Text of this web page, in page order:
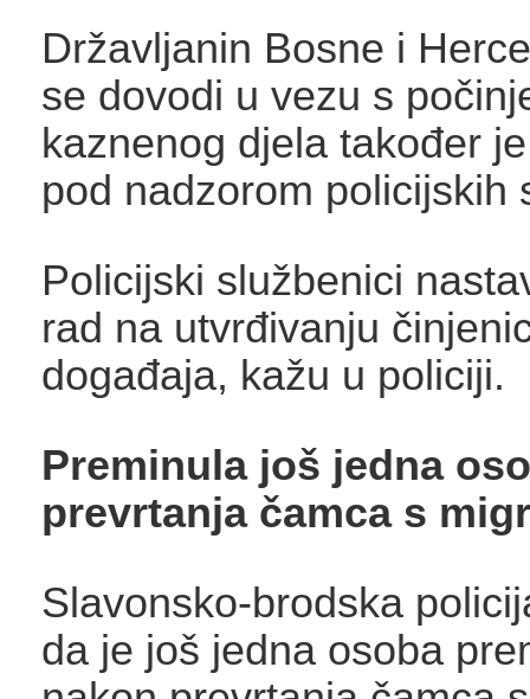
Državljanin Bosne i
se dovodi u vezu s
kaznenog djela također
pod nadzorom policijskih
Policijski službenici
rad na utvrđivanju
događaja, kažu u policiji.
Preminula još jedna
prevrtanja čamca s
Slavonsko-brodska
da je još jedna osoba